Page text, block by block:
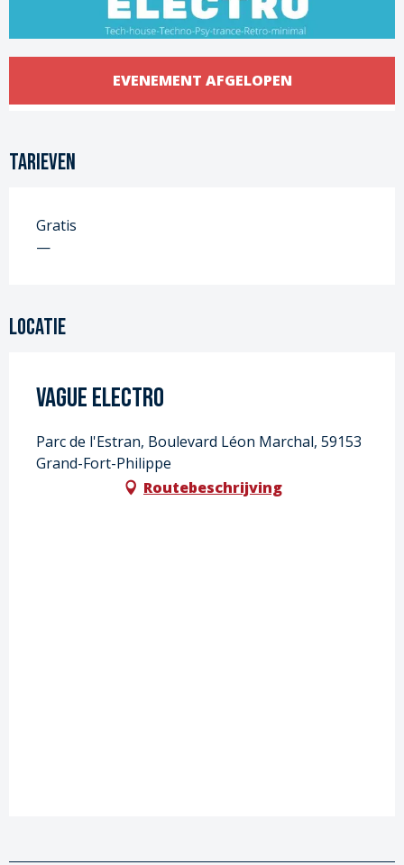
Openingstijden en
EVENEMENT AFGELOPEN
Tarieven
Gratis
—
Locatie
Vague Electro
Parc de l'Estran, Boulevard Léon Marchal, 59153
Grand-Fort-Philippe
Routebeschrijving